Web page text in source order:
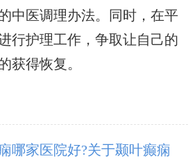
中医调理办法。同时，在平
行护理工作，争取让自己的
获得恢复。
哪家医院好?关于颞叶癫痫